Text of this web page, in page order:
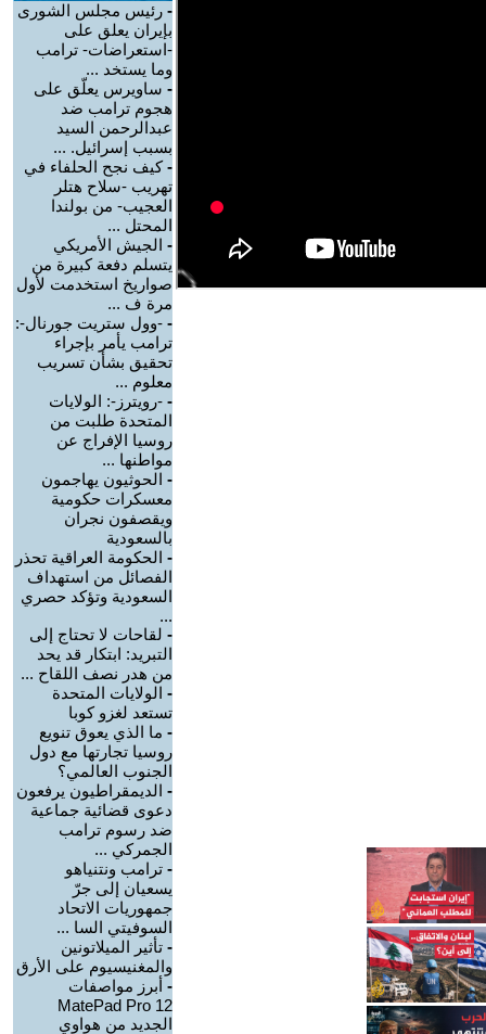
- رئيس مجلس الشورى
بإيران يعلق على
-استعراضات- ترامب
وما يستخد ...
- ساويرس يعلّق على
هجوم ترامب ضد
عبدالرحمن السيد
بسبب إسرائيل. ...
-كيف نجح الحلفاء في
تهريب -سلاح هتلر
العجيب- من بولندا
المحتل ...
- الجيش الأمريكي
يتسلم دفعة كبيرة من
صواريخ استخدمت لأول
مرة ف ...
- -وول ستريت جورنال-:
ترامب يأمر بإجراء
تحقيق بشأن تسريب
معلوم ...
- -رويترز-: الولايات
المتحدة طلبت من
روسيا الإفراج عن
مواطنها ...
- الحوثيون يهاجمون
معسكرات حكومية
ويقصفون نجران
بالسعودية
- الحكومة العراقية تحذر
الفصائل من استهداف
السعودية وتؤكد حصري
...
- لقاحات لا تحتاج إلى
التبريد: ابتكار قد يحد
من هدر نصف اللقاح ...
- الولايات المتحدة
تستعد لغزو كوبا
- ما الذي يعوق تنويع
روسيا تجارتها مع دول
الجنوب العالمي؟
- الديمقراطيون يرفعون
دعوى قضائية جماعية
ضد رسوم ترامب
الجمركي ...
- ترامب ونتنياهو
يسعيان إلى جرّ
جمهوريات الاتحاد
السوفيتي السا ...
- تأثير الميلاتونين
والمغنيسيوم على الأرق
- أبرز مواصفات
MatePad Pro 12
الجديد من هواوي